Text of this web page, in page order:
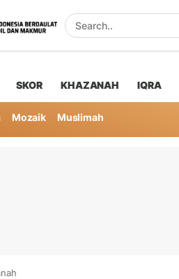
SKOR KHAZANAH IQRA
Mozaik Muslimah